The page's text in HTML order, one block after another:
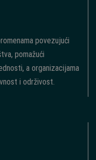
povezujući
pomažući
a organizacijama
i održivost.